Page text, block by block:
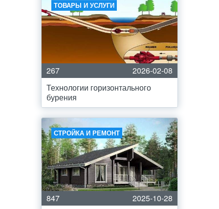
ТОВАРЫ И УСЛУГИ
267
2026-02-08
Технологии горизонтального
бурения
СТРОЙКА И РЕМОНТ
847
2025-10-28